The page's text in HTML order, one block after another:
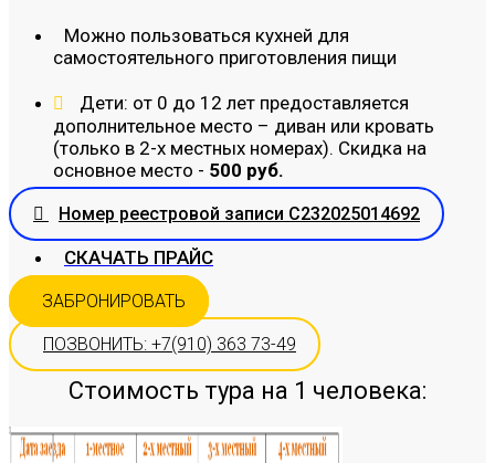
Можно пользоваться кухней для
самостоятельного приготовления пищи
Дети: от 0 до 12 лет предоставляется
дополнительное место – диван или кровать
(только в 2-х местных номерах). Скидка на
основное место - 500 руб.
Номер реестровой записи С232025014692
СКАЧАТЬ ПРАЙС
ЗАБРОНИРОВАТЬ
ПОЗВОНИТЬ: +7(910) 363 73-49
Стоимость тура на 1 человека: